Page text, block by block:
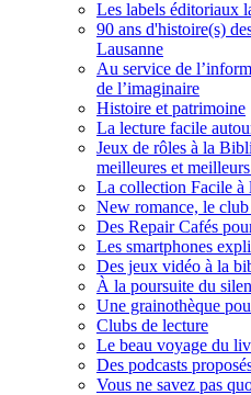
Les labels éditoriaux
90 ans d'histoire(s)
Lausanne
Au service de
de l’imaginaire
Histoire et patrimoine
La lecture facile
Jeux de rôles à la
meilleures et
La collection Facile à
New romance, le club
Des Repair Cafés
Les smartphones
Des jeux vidéo à la
À la poursuite du
Une grainothèque
Clubs de lecture
Le beau voyage du
Des podcasts
Vous ne savez pas